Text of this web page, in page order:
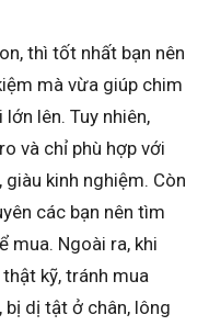
thì tốt nhất bạn nên
mà vừa giúp chim
lên. Tuy nhiên,
và chỉ phù hợp với
kinh nghiệm. Còn
các bạn nên tìm
mua. Ngoài ra, khi
kỹ, tránh mua
dị tật ở chân, lông